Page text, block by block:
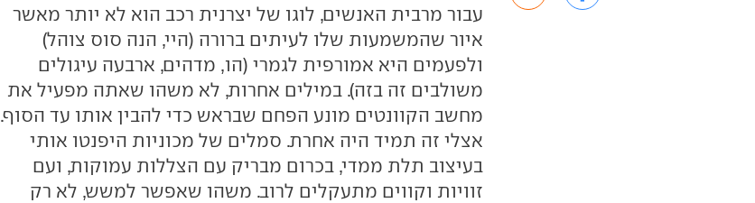
עבור מרבית האנשים, לוגו של יצרנית רכב הוא לא יותר מאשר
איור שהמשמעות שלו לעיתים ברורה (היי, הנה סוס צוהל)
ולפעמים היא אמורפית לגמרי (הו, מדהים, ארבעה עיגולים
משולבים זה בזה). במילים אחרות, לא משהו שאתה מפעיל את
מחשב הקוונטים מונע הפחם שבראש כדי להבין אותו עד הסוף.
אצלי זה תמיד היה אחרת. סמלים של מכוניות היפנטו אותי
בעיצוב תלת ממדי, בכרום מבריק עם הצללות עמוקות, ועם
זוויות וקווים מתעקלים לרוב. משהו שאפשר למשש, לא רק